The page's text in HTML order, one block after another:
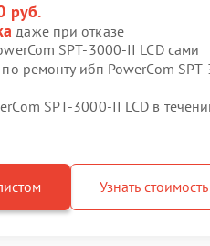
руб.
даже при отказе
SPT-3000-II LCD сами
ремонту ибп PowerCom
SPT-3000-II LCD в
Узнать